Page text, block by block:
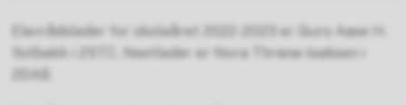
Elevrådsleder for skoleåret 2022-2023 er Guro Aase H.
Solbakk i 2STC. Nestleder er Nora Thrana-Isaksen i